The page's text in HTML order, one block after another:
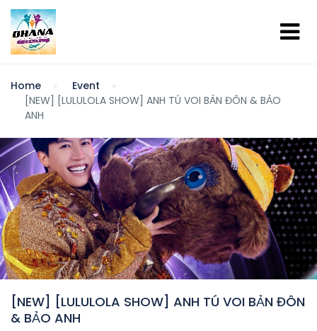
Home
Event
[NEW] [LULULOLA SHOW] ANH TÚ VOI BẢN ĐÔN & BẢO
ANH
[NEW] [LULULOLA SHOW] ANH TÚ VOI BẢN ĐÔN
& BẢO ANH